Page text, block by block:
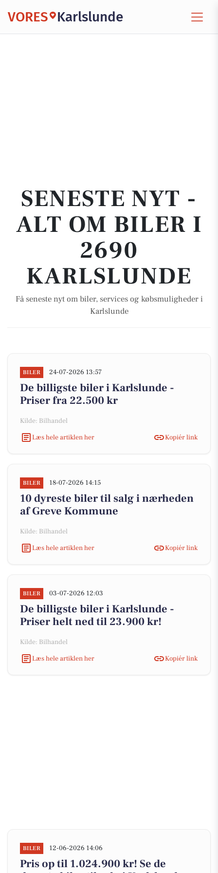
VORES Karlslunde
SENESTE NYT -
ALT OM BILER I
2690
KARLSLUNDE
Få seneste nyt om biler, services og købsmuligheder i
Karlslunde
BILER 24-07-2026 13:57
De billigste biler i Karlslunde -
Priser fra 22.500 kr
Kilde: Bilhandel
Læs hele artiklen her
Kopiér link
BILER 18-07-2026 14:15
10 dyreste biler til salg i nærheden
af Greve Kommune
Kilde: Bilhandel
Læs hele artiklen her
Kopiér link
BILER 03-07-2026 12:03
De billigste biler i Karlslunde -
Priser helt ned til 23.900 kr!
Kilde: Bilhandel
Læs hele artiklen her
Kopiér link
BILER 12-06-2026 14:06
Pris op til 1.024.900 kr! Se de